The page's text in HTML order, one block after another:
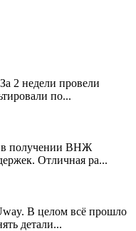
2 недели провели
по...
в получении ВНЖ
Отличная ра...
В целом всё прошло
детали...